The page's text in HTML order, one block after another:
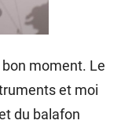
bon moment. Le
et moi
du balafon